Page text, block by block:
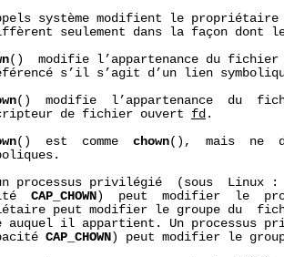
système modifient le
seulement dans la façon dont
()  modifie l’appartenance du
s’il s’agit d’un lien
()  modifie  l’appartenance  du
de fichier ouvert
fd .
()  est  comme chown(),  mais  ne
processus privilégié  (sous  Linux
CAP_CHOWN )  peut  modifier  le
peut modifier le groupe du
auquel il appartient. Un processus
CAP_CHOWN ) peut modifier le